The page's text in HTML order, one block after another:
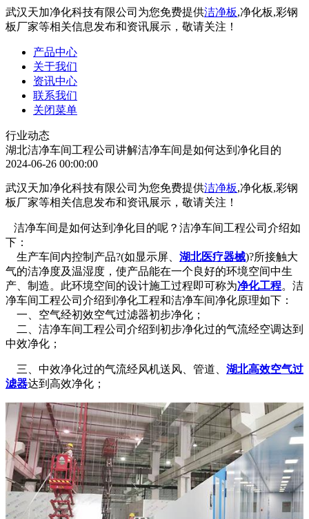
武汉天加净化科技有限公司为您免费提供洁净板,净化板,彩钢
板厂家等相关信息发布和资讯展示，敬请关注！
产品中心
关于我们
资讯中心
联系我们
关闭菜单
行业动态
湖北洁净车间工程公司讲解洁净车间是如何达到净化目的
2024-06-26 00:00:00
武汉天加净化科技有限公司为您免费提供洁净板,净化板,彩钢
板厂家等相关信息发布和资讯展示，敬请关注！
洁净车间是如何达到净化目的呢？洁净车间工程公司介绍如
下：
生产车间内控制产品?(如显示屏、 湖北医疗器械)?所接触大
气的洁净度及温湿度，使产品能在一个良好的环境空间中生
产、制造。此环境空间的设计施工过程即可称为净化工程。洁
净车间工程公司介绍到净化工程和洁净车间净化原理如下：
一、空气经初效空气过滤器初步净化；
二、洁净车间工程公司介绍到初步净化过的气流经空调达到
中效净化；
三、中效净化过的气流经风机送风、管道、 湖北高效空气过
滤器达到高效净化；